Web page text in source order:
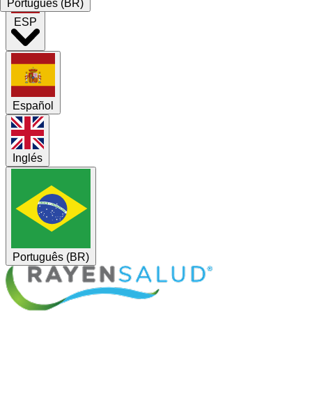
Português (BR)
ESP
Español
Inglés
Português (BR)